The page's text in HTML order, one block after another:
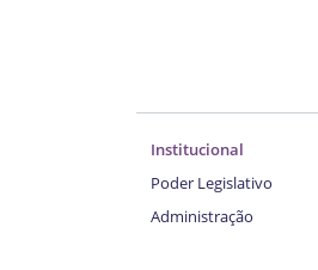
Institucional
Poder Legislativo
Administração